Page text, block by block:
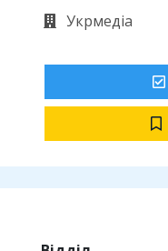
Укрмедіа